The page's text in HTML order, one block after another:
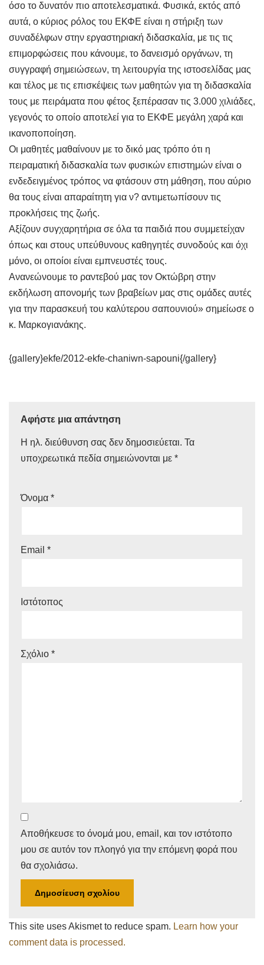
όσο το δυνατόν πιο αποτελεσματικά. Φυσικά, εκτός από
αυτά, ο κύριος ρόλος του ΕΚΦΕ είναι η στήριξη των
συναδέλφων στην εργαστηριακή διδασκαλία, με τις τις
επιμορφώσεις που κάνουμε, το δανεισμό οργάνων, τη
συγγραφή σημειώσεων, τη λειτουργία της ιστοσελίδας μας
και τέλος με τις επισκέψεις των μαθητών για τη διδασκαλία
τους με πειράματα που φέτος ξεπέρασαν τις 3.000 χιλιάδες,
γεγονός το οποίο αποτελεί για το ΕΚΦΕ μεγάλη χαρά και
ικανοποποίηση.
Οι μαθητές μαθαίνουν με το δικό μας τρόπο ότι η
πειραματική διδασκαλία των φυσικών επιστημών είναι ο
ενδεδειγμένος τρόπος να φτάσουν στη μάθηση, που αύριο
θα τους είναι απαραίτητη για ν? αντιμετωπίσουν τις
προκλήσεις της ζωής.
Αξίζουν συγχαρητήρια σε όλα τα παιδιά που συμμετείχαν
όπως και στους υπεύθυνους καθηγητές συνοδούς και όχι
μόνο, οι οποίοι είναι εμπνευστές τους.
Ανανεώνουμε το ραντεβού μας τον Οκτώβρη στην
εκδήλωση απονομής των βραβείων μας στις ομάδες αυτές
για την παρασκευή του καλύτερου σαπουνιού» σημείωσε ο
κ. Μαρκογιανάκης.
{gallery}ekfe/2012-ekfe-chaniwn-sapouni{/gallery}
Αφήστε μια απάντηση
Η ηλ. διεύθυνση σας δεν δημοσιεύεται. Τα
υποχρεωτικά πεδία σημειώνονται με *
Όνομα *
Email *
Ιστότοπος
Σχόλιο *
Αποθήκευσε το όνομά μου, email, και τον ιστότοπο
μου σε αυτόν τον πλοηγό για την επόμενη φορά που
θα σχολιάσω.
This site uses Akismet to reduce spam. Learn how your
comment data is processed.